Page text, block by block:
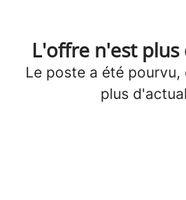
L'offre n'est
Le poste a été
plus